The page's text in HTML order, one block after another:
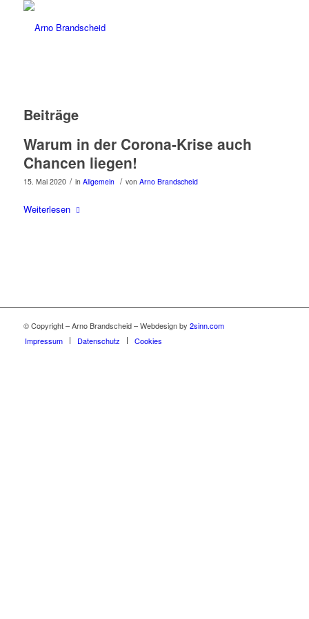
Beiträge
Warum in der Corona-Krise auch
Chancen liegen!
15. Mai 2020 / in Allgemein / von Arno Brandscheid
Weiterlesen
© Copyright – Arno Brandscheid – Webdesign by 2sinn.com
Impressum
Datenschutz Cookies